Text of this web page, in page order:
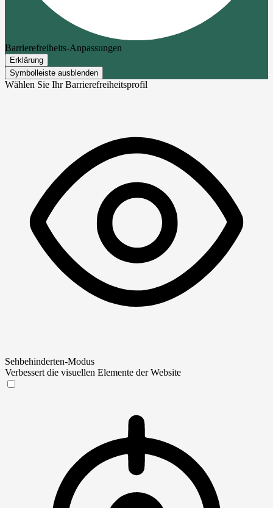
Barrierefreiheits-Anpassungen
Erklärung
Symbolleiste ausblenden
Wählen Sie Ihr Barrierefreiheitsprofil
Sehbehinderten-Modus
Verbessert die visuellen Elemente der Website